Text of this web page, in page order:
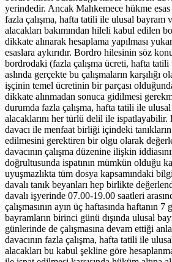
yerindedir. Ancak Mahkemece hükme
fazla çalışma, hafta tatili ile ulusal bayram
alacakları bakımından hileli kabul edilen
dikkate alınarak hesaplama yapılması
esaslara aykırıdır. Bordro hilesinin söz
bordrodaki (fazla çalışma ücreti, hafta
aslında gerçekte bu çalışmaların karşılığı
işçinin temel ücretinin bir parçası
dikkate alınmadan sonuca gidilmesi
durumda fazla çalışma, hafta tatili ile
alacaklarını her türlü delil ile
davacı ile menfaat birliği içindeki
edilmesini gerektiren bir olgu olarak
davacının çalışma düzenine ilişkin
doğrultusunda ispatının mümkün olduğu
uyuşmazlıkta tüm dosya kapsamındaki
davalı tanık beyanları hep birlikte
davalı işyerinde 07.00-19.00 saatleri
çalışmasının ayın üç haftasında haftanın
bayramların birinci günü dışında ulusal
günlerinde de çalışmasına devam ettiği
davacının fazla çalışma, hafta tatili ile
alacakları bu kabul şekline göre